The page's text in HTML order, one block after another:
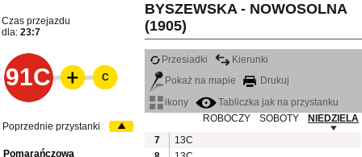
BYSZEWSKA - NOWOSOLNA
(1905)
Czas przejazdu
dla: 23:7
91C
Przesiadki
Kierunki
Pokaż na mapie
Drukuj
ikony
Tabliczka jak na przystanku
ROBOCZY
SOBOTY
NIEDZIELA
7
13C
C
Poprzednie przystanki
Pomarańczowa